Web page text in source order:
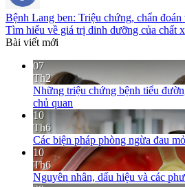
Bệnh Lang ben: Triệu chứng, chẩn đoán
Tìm hiểu về giá trị dinh dưỡng của chất
Bài viết mới
07
Th2
Những triệu chứng bệnh tiểu
chủ quan
10
Th6
Các biện pháp phòng ngừa đau
10
Th6
Nguyên nhân, dấu hiệu và các